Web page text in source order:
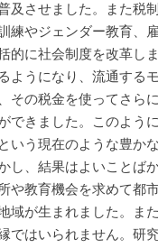
及させました。また税
練やジェンダー教育、
的に社会制度を改革し
ようになり、流通する
その税金を使ってさら
できました。このよう
いう現在のような豊か
し、結果はよいことば
や教育機会を求めて都
域が生まれました。ま
ではいられません。研